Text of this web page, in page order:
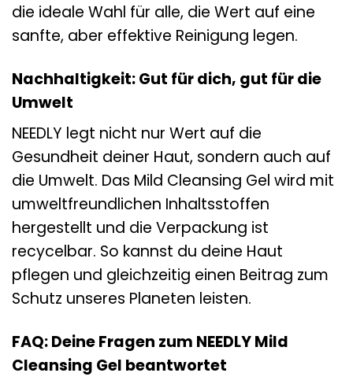
die ideale Wahl für alle, die Wert auf eine
sanfte, aber effektive Reinigung legen.
Nachhaltigkeit: Gut für dich, gut für die
Umwelt
NEEDLY legt nicht nur Wert auf die
Gesundheit deiner Haut, sondern auch auf
die Umwelt. Das Mild Cleansing Gel wird mit
umweltfreundlichen Inhaltsstoffen
hergestellt und die Verpackung ist
recycelbar. So kannst du deine Haut
pflegen und gleichzeitig einen Beitrag zum
Schutz unseres Planeten leisten.
FAQ: Deine Fragen zum NEEDLY Mild
Cleansing Gel beantwortet